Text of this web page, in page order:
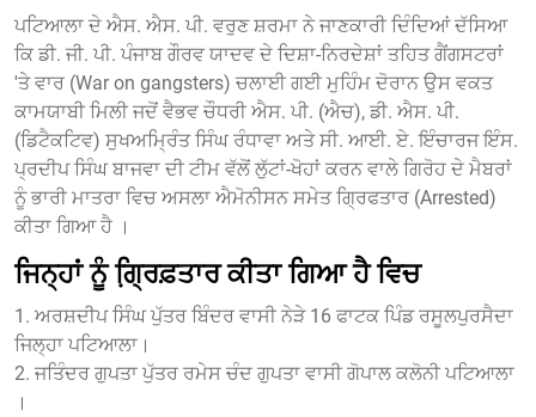
ਪਟਿਆਲਾ ਦੇ ਐਸ. ਐਸ. ਪੀ. ਵਰੁਣ ਸ਼ਰਮਾ ਨੇ ਜਾਣਕਾਰੀ ਦਿੰਦਿਆਂ ਦੱਸਿਆ
ਕਿ ਡੀ. ਜੀ. ਪੀ. ਪੰਜਾਬ ਗੌਰਵ ਯਾਦਵ ਦੇ ਦਿਸ਼ਾ-ਨਿਰਦੇਸ਼ਾਂ ਤਹਿਤ ਗੈਂਗਸਟਰਾਂ
'ਤੇ ਵਾਰ (War on gangsters) ਚਲਾਈ ਗਈ ਮੁਹਿੰਮ ਦੋਰਾਨ ਉਸ ਵਕਤ
ਕਾਮਯਾਬੀ ਮਿਲੀ ਜਦੋਂ ਵੈਭਵ ਚੌਧਰੀ ਐਸ. ਪੀ. (ਐਚ), ਡੀ. ਐਸ. ਪੀ.
(ਡਿਟੈਕਟਿਵ) ਸੁਖਅਮ੍ਰਿੰਤ ਸਿੰਘ ਰੰਧਾਵਾ ਅਤੇ ਸੀ. ਆਈ. ਏ. ਇੰਚਾਰਜ ਇੰਸ.
ਪ੍ਰਦੀਪ ਸਿੰਘ ਬਾਜਵਾ ਦੀ ਟੀਮ ਵੱਲੋਂ ਲੁੱਟਾਂ-ਖੋਹਾਂ ਕਰਨ ਵਾਲੇ ਗਿਰੋਹ ਦੇ ਮੈਬਰਾਂ
ਨੂੰ ਭਾਰੀ ਮਾਤਰਾ ਵਿਚ ਅਸਲਾ ਐਮੋਨੀਸਨ ਸਮੇਤ ਗ੍ਰਿਫਤਾਰ (Arrested)
ਕੀਤਾ ਗਿਆ ਹੈ ।
ਜਿਨ੍ਹਾਂ ਨੂੰ ਗ੍ਰਿ਼ਫ਼ਤਾਰ ਕੀਤਾ ਗਿਆ ਹੈ ਵਿਚ
1. ਅਰਸ਼ਦੀਪ ਸਿੰਘ ਪੁੱਤਰ ਬਿੰਦਰ ਵਾਸੀ ਨੇੜੇ 16 ਫਾਟਕ ਪਿੰਡ ਰਸੂਲਪੁਰਸੈਦਾ
ਜਿਲ੍ਹਾ ਪਟਿਆਲਾ।
2. ਜਤਿੰਦਰ ਗੁਪਤਾ ਪੁੱਤਰ ਰਮੇਸ ਚੰਦ ਗੁਪਤਾ ਵਾਸੀ ਗੋਪਾਲ ਕਲੋਨੀ ਪਟਿਆਲਾ
।